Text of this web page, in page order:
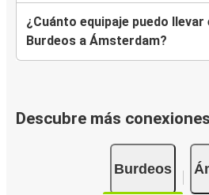
¿Cuánto equipaje puedo
Burdeos a Ámsterdam?
Descubre más
Burdeos